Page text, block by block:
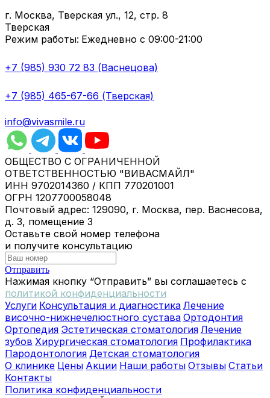
г. Москва, Тверская ул., 12, стр. 8
Тверская
Режим работы: Ежедневно с 09:00-21:00
+7 (985) 930 72 83 (Васнецова)
+7 (985) 465-67-66 (Тверская)
info@vivasmile.ru
ОБЩЕСТВО С ОГРАНИЧЕННОЙ
ОТВЕТСТВЕННОСТЬЮ "ВИВАСМАЙЛ"
ИНН 9702014360 / КПП 770201001
ОГРН 1207700058048
Почтовый адрес: 129090, г. Москва, пер. Васнесова,
д. 3, помещение 3
Оставьте свой номер телефона
и получите консультацию
Отправить
Нажимая кнопку “Отправить” вы соглашаетесь с
политикой конфиденциальности
Услуги Консультация и диагностика Лечение
височно-нижнечелюстного сустава Ортодонтия
Ортопедия Эстетическая стоматология Лечение
зубов Хирургическая стоматология Профилактика
Пародонтология Детская стоматология
О клинике Цены Акции Наши работы Отзывы Статьи
Контакты
Политика конфиденциальности